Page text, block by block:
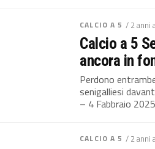
CALCIO A 5 / 2 anni
Calcio a 5
ancora in
Perdono
senigalliesi
– 4 Fabbraio
CALCIO A 5 / 2 anni